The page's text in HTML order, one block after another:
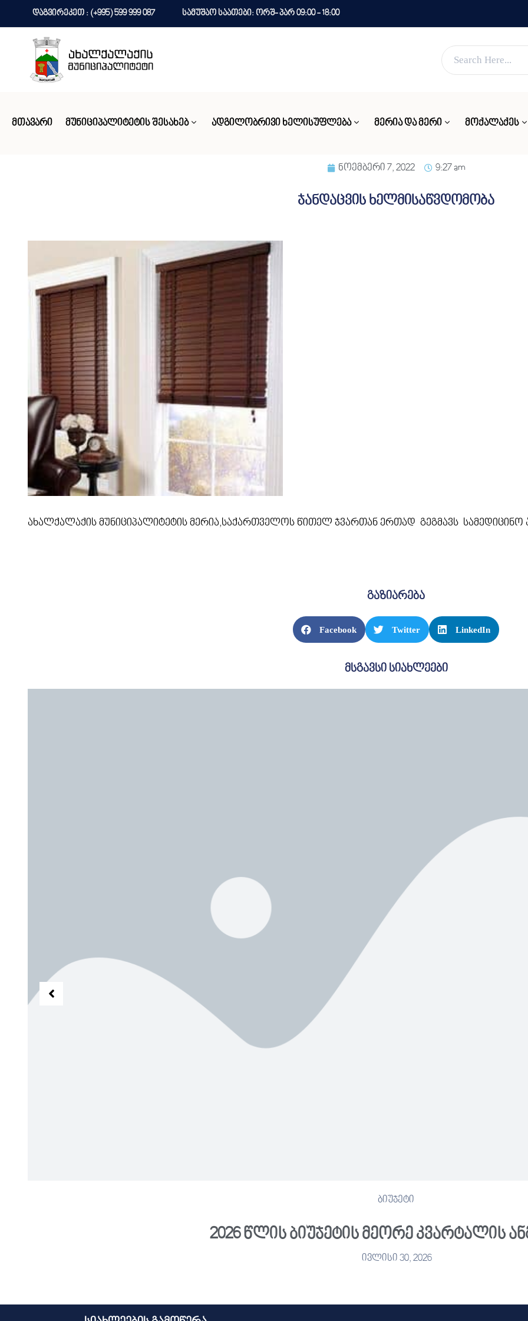
დაგვირეკეთ : (+995) 599 999 087 სამუშაო საათები: ორშ- პარ 09:00 - 18:00
ᲛᲗᲐᲕᲐᲠᲘ ᲛᲣᲜᲘᲪᲘᲞᲐᲚᲘᲢᲔᲢᲘᲡ ᲨᲔᲡᲐᲮᲔᲑ ᲐᲓᲒᲘᲚᲝᲑᲠᲘᲕᲘ ᲮᲔᲚᲘᲡᲣᲤᲚᲔᲑᲐ ᲛᲔᲠᲘᲐ ᲓᲐ ᲛᲔᲠᲘ ᲛᲝᲥᲐᲚᲐᲥᲔᲡ
ნოემბერი 7, 2022 9:27 am
ჯანდაცვის ხელმისაწვდომობა
ახალქალაქის მუნიციპალიტეტის მერია,საქართველოს წითელ ჯვართან ერთად გეგმავს სამედიცინო
გაზიარება
Facebook Twitter LinkedIn
მსგავსი სიახლეები
ბიუჯეტი
2026 წლის ბიუჯეტის მეორე კვარტალის
ივლისი 30, 2026